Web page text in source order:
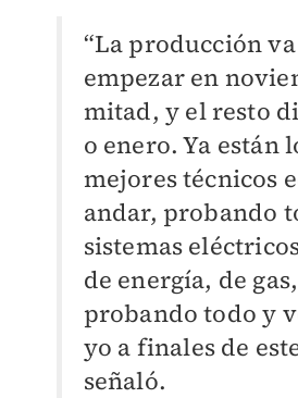
“La producción
empezar en
mitad, y el resto
o enero. Ya están
mejores técnicos
andar, probando
sistemas
de energía, de
probando todo y
yo a finales de
señaló.